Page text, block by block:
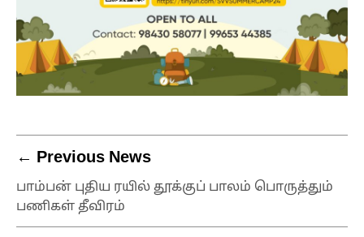
← Previous News
பாம்பன் புதிய ரயில் தூக்குப் பாலம் பொருத்தும்
பணிகள் தீவிரம்